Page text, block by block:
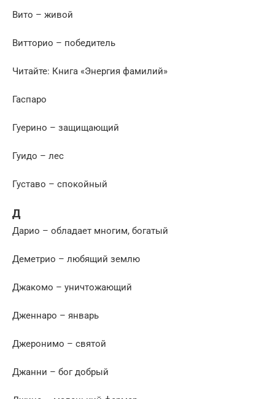
Вито – живой
Витторио – победитель
Читайте: Книга «Энергия фамилий»
Гаспаро
Гуерино – защищающий
Гуидо – лес
Густаво – спокойный
Д
Дарио – обладает многим, богатый
Деметрио – любящий землю
Джакомо – уничтожающий
Дженнаро – январь
Джеронимо – святой
Джанни – бог добрый